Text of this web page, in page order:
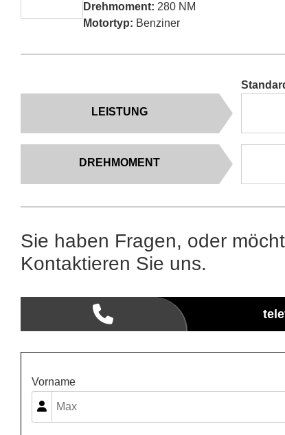
Drehmoment: 280 NM
Motortyp: Benziner
LEISTUNG
DREHMOMENT
Sie haben Fragen, oder
Kontaktieren Sie uns.
Vorname